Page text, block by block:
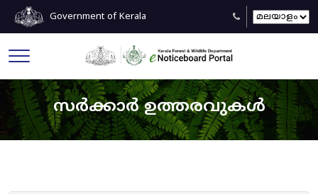
Government of Kerala
സർക്കാർ ഉത്തരവുകൾ